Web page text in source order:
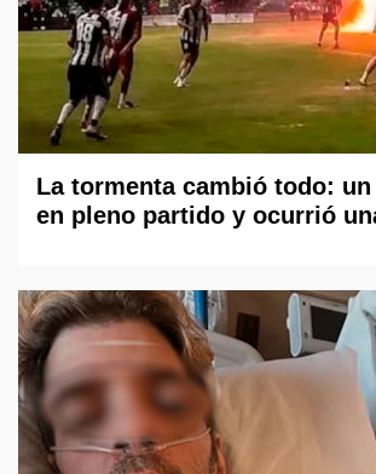
La tormenta cambió todo:
en pleno partido y ocurrió